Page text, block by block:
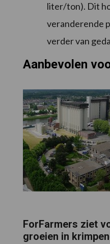
liter/ton). Dit
veranderende
verder van
Aanbevolen
ForFarmers ziet
groeien in